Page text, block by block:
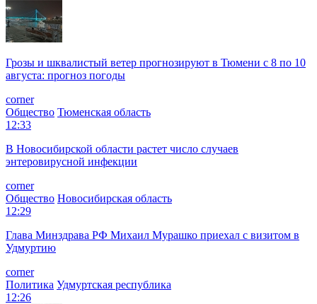
Грозы и шквалистый ветер прогнозируют в Тюмени с 8 по 10
августа: прогноз погоды
corner
Общество Тюменская область
12:33
В Новосибирской области растет число случаев
энтеровирусной инфекции
corner
Общество Новосибирская область
12:29
Глава Минздрава РФ Михаил Мурашко приехал с визитом в
Удмуртию
corner
Политика Удмуртская республика
12:26